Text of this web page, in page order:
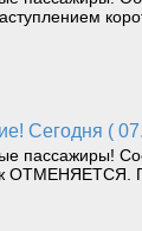
Сегодня (
пассажиры!
ОТМЕНЯЕТСЯ.